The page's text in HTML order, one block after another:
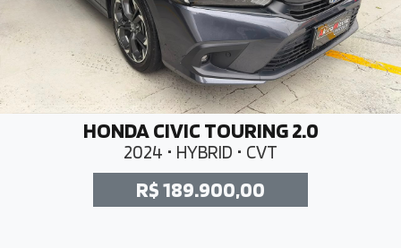
HONDA CIVIC TOURING 2.0
2024 • HYBRID • CVT
R$ 189.900,00